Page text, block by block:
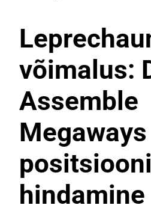
võimalus:
Assemble
Megaways
positsiooni
hindamine